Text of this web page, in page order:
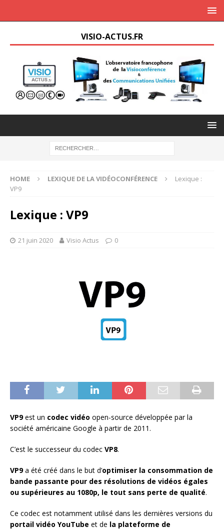
VISIO-ACTUS.FR
HOME LEXIQUE DE LA VIDÉOCONFÉRENCE
Lexique :
VP9
Lexique : VP9
21 juin 2020 Visio Actus 0
VP9est un codec vidéo open-source développée par la
société américaine Google à partir de 2011.
C’est le successeur du codec VP8.
VP9a été créé dans le but d’optimiser la consommation de
bande passante pour des résolutions de vidéos égales
ou supérieures au 1080p, le tout sans perte de qualité.
Ce codec est notamment utilisé dans les dernières versions du
portail vidéo YouTube et de la plateforme de